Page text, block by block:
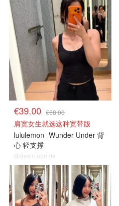
€39.00 €68.00
肩宽女生就选这种宽带版
lululemon Wunder Under 背
心 轻支撑
@dealmoon.de